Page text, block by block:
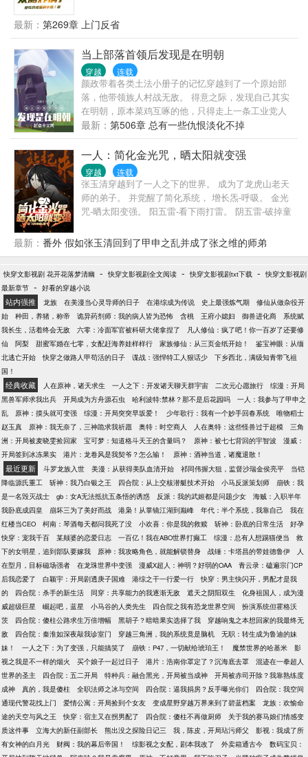
将为自己的行为买单，聋老太太必须安享天年。 处理
完四合院的种种奇葩，且看他如何在这混乱年代翻云
覆雨，搅弄风云，一步步走向人生巅峰！
最新： 第269章 上门反省
当上部落首领后发现是在明朝
穿越 连载
颜政带着各类土法小册子的记忆穿越到了一个原始部
落，他带领族人村战无敌。 得意之际，发现自己其实
在明朝，原本菜鸡互啄的他，只得走上一条工业党人
之路。 为了建立近代工业体系，他从大明吸纳人才、
资本。 为了白银、工业原料和市场，他舰炮开路，征
服了一个又一个的大洲，建立起了一个又一个的种植
园……
最新： 第506章 总有一些仇恨淡化不掉
一人：简化金光咒，晒太阳就变强
穿越 连载
张玉清穿越到了一人之下的世界。 成为了龙虎山老天
师的弟子。 并觉醒了简化系统， 增长炁-呼吸。 金光
咒-晒太阳变强。 阳五雷-看下雨打雷。 阴五雷-破掉童
然的对着老天师说道，“师傅，我要下山！” ..........
..........
最新： 番外 假如张玉清回到了甲申之乱并成了张之维的师弟
快穿文影视剧 花开花落梦清幽 - 快穿文影视剧全文阅读 - 快穿文影视剧txt下载 - 快穿文影视剧
最新章节 - 好看的穿越小说
站内强推 龙族 在美漫当心灵导师的日子 在港综成为传说 史上最强炼气期
修仙从做杂役开
始
种田，养猪，称帝 诡异药剂师：我的病人皆为恐怖 含桃 王府小媳妇 御兽进化商
系统赋
我长生，活着终会无敌
六零：冷面军官被科研大佬拿捏了
凡人修仙：疯了吧！你一百岁了还要修
仙
阿梨 甜蜜军婚在七零，女配赶海养娃样样行 家族修仙：从三页金纸开始！
鉴宝神眼：从缅
北逃亡开始
快穿之做路人甲苟活的日子 谍战：强悍特工人狠话少
下乡西北，满级知青带飞祖
国！
经典收藏 人在原神，诸天求生 一人之下：开发诸天聊天群宇宙 二次元心愿旅行
综漫：开局
黑兽军师求我出兵
开局成为方舟源石虫 哈利波特:禁林？那不是后花园吗
一人：我参与了甲申之
乱
原神：摸头就可变强 综漫：开局突突早坂爱！ 少年歌行：我有一个妙手回春系统
唯物稻士
赵玉真
原神：我无奈了，三神跪求我祈愿 奥特：时空商人 人在奥特：这些怪兽过于超模
三角
洲：开局被麦晓雯捡回家
宝可梦：知道格斗天王的含量吗？ 原神：被七七背回的宇智波
漫威：
开局签到冰冻果实
港片：龙卷风是我契爷？怎么输！ 原神：酒神当道，诸魔退散！
最近更新 斗罗龙族入世 美漫：从获得美队血清开始 祁同伟握大狙，监督沙瑞金侯亮平
当铠
降临源氏重工
斩神：我乃白银之王 四合院：从上交核潜艇技术开始 小马反派策划师
崩铁：我
是一名毁灭战士
gb：女A无法抵抗五条悟的诱惑 反派：我的武姬都是问题少女
海贼：入职半年
我卧底成四皇
崩坏三为了美好而战 港枭！从掌镜江湖到巅峰 年代：半个系统，我靠自己
我在
红楼当CEO
柯南：琴酒每天都问我死了没 小欢喜：你是我的救赎 斩神：卧底的日常生活
好孕
快穿：宠我千百
某颠婆的恋爱日志 一百亿！我在ABO世界打癫工 综漫：总有人想踢猫便当
救
下的女明星，追到部队要嫁我
原神：我攻略角色，就能解锁替身 战锤：卡塔昌的带娃德鲁伊
人
在型月，目标磁场强者
在龙珠世界中变强 漫威X超人：神明？好弱的OAA
青云录：磕遍宗门CP
后我恋爱了
白颖宇：开局剧透庚子国难 港综之干一行爱一行
快穿：男主快闪开，男配才是我
的
四合院：杀手的新生活 同穿：共享能力的我逐渐无敌 遮天之阴阳双生
化身祖国人，成为漫
威超级巨星
崛起吧，蓝星 小马谷的人类先生 四合院之我有恐龙世界空间
扮演系统但霍格沃
茨
四合院：傻柱公路求生万倍增幅 黑胡子？暗暗果实选择了我
穿越响鬼之本想回家的我最终无
敌
四合院：秦淮如深夜敲我诊室门 穿越三角洲，我的系统竟是脑机
无职：转生成为鲁迪的妹
妹！
一人之下：为了变强，只能搞笑了 崩铁：P47，一切献给琥珀王！ 魔禁世界的哈基米
影
视之我是不一样的烟火
买个娘子一起过日子 港片：浩南你罩定了？沉海底去罩
混迹在一拳超人
世界的圣主
四合院：五二开局 特种兵：融合黑光，开局被当成神
开局被赤司开除？我靠熟练度
成神
真的，我是傻柱 全职法师之冰与空间 四合院：逼我捐房？反手曝光你们
四合院：我空间
通现代警花找上门
爱情公寓：开局捡到个女友 变成星野穿越万界来到了碧蓝档案
龙族：欢愉命
途的天空与风之王
快穿：宿主又在拐男配了 四合院：傻柱不再做厨师
关于我的赛马娘们情感变
质这件事
立海大的新任副部长 熊出没之探险日记三 我，陈皮，开局玷污师父
影视：我成了所
有女神的白月光
财阀：我的幕后帝国！ 综影视之女配，剧本我改了 外卖箱通古今
数码宝贝：